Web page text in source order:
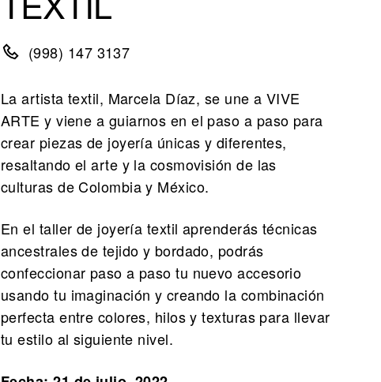
(998) 147 3137
La artista textil, Marcela Díaz, se une a VIVE
ARTE y viene a guiarnos en el paso a paso para
crear piezas de joyería únicas y diferentes,
resaltando el arte y la cosmovisión de las
culturas de Colombia y México.
En el taller de joyería textil aprenderás técnicas
ancestrales de tejido y bordado, podrás
confeccionar paso a paso tu nuevo accesorio
usando tu imaginación y creando la combinación
perfecta entre colores, hilos y texturas para llevar
tu estilo al siguiente nivel.